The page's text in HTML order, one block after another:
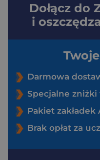
Dołącz do
i
Darmowa
Specjalne
Pakiet zakładek
Brak opłat za